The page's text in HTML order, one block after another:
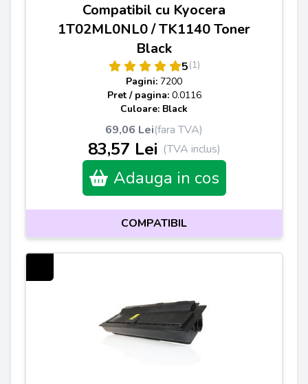
Compatibil cu Kyocera
1T02ML0NL0 / TK1140 Toner
Black
5(1)
Pagini: 7200
Pret / pagina: 0.0116
Culoare: Black
69,06 Lei(fara TVA)
83,57 Lei (TVA inclus)
Adauga in cos
COMPATIBIL